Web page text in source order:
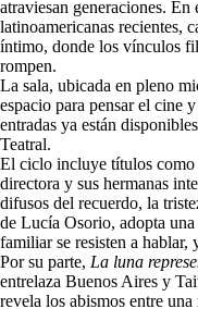
atraviesan generaciones.
latinoamericanas recientes,
íntimo, donde los vínculos
rompen.
La sala, ubicada en pleno
espacio para pensar el cine
entradas ya están
Teatral.
El ciclo incluye títulos como
directora y sus hermanas
difusos del recuerdo, la
de Lucía Osorio, adopta
familiar se resisten a hablar,
Por su parte, La luna
entrelaza Buenos Aires y
revela los abismos entre